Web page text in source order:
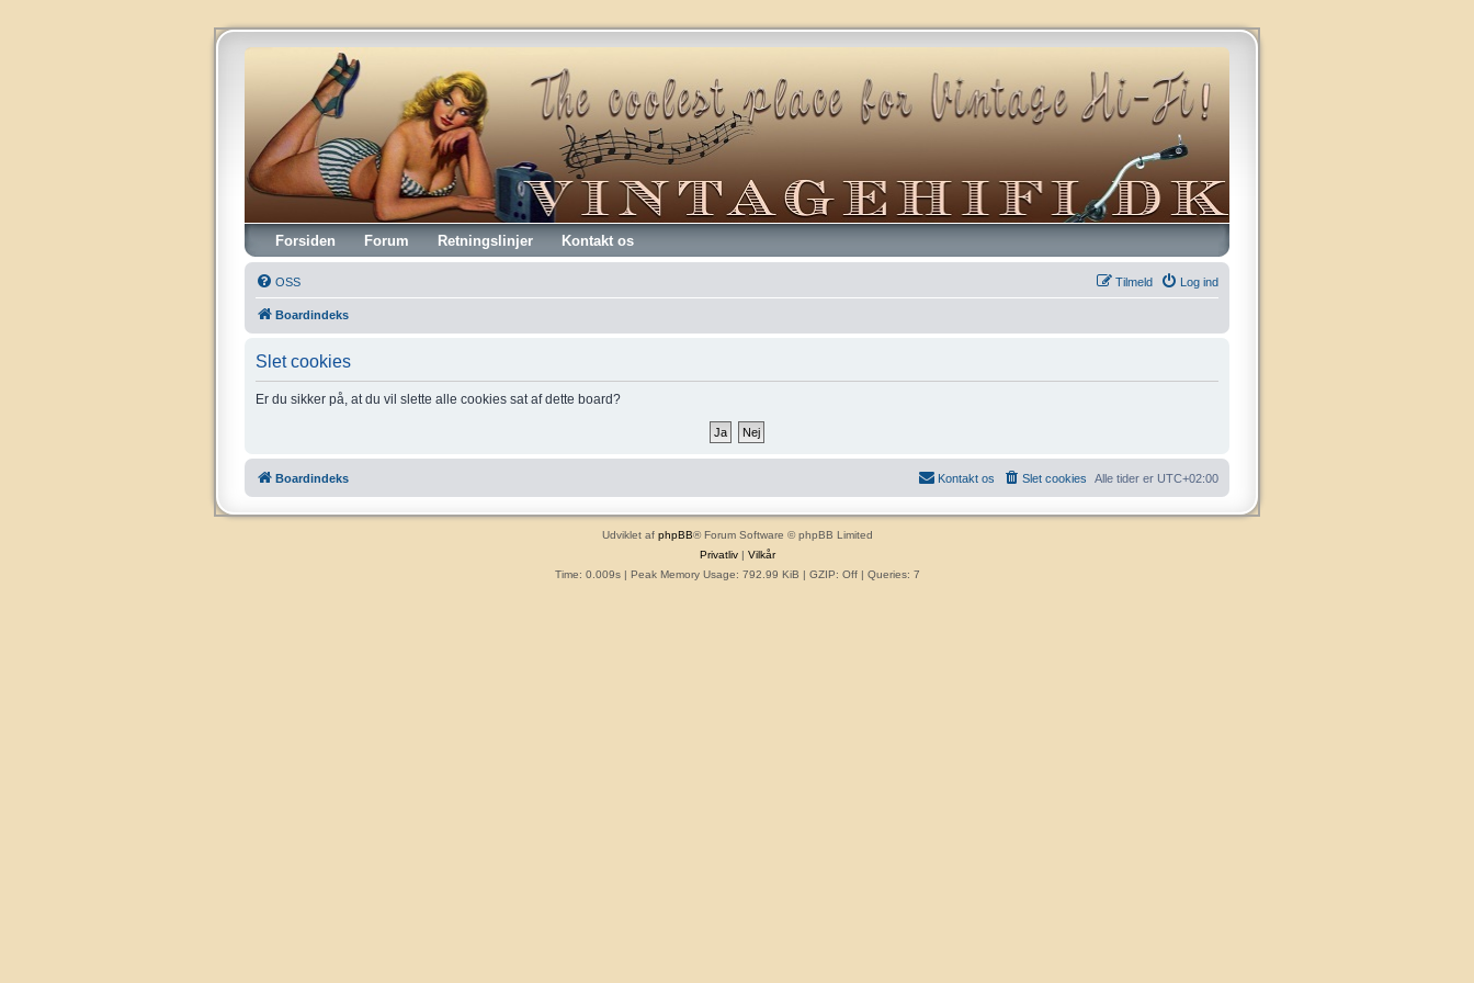
Vintagehifi.dk
Forsiden Forum Retningslinjer Kontakt os
OSS Log ind
Tilmeld
Boardindeks
Slet cookies
Er du sikker på, at du vil slette alle cookies sat af dette board?
Boardindeks Alle tider er UTC+02:00
Slet cookies
Kontakt os
Udviklet af phpBB® Forum Software © phpBB Limited
Privatliv| Vilkår
Time: 0.009s| Peak Memory Usage: 792.99 KiB | GZIP: Off | Queries: 7